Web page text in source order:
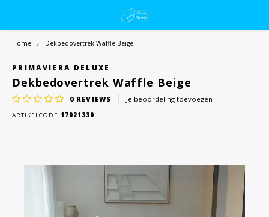
Home Dekbedovertrek Waffle Beige
PRIMAVIERA DELUXE
Dekbedovertrek Waffle Beige
0 REVIEWS Je beoordeling toevoegen
ARTIKELCODE 17021330